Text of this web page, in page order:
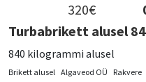
320€
Turbabrikett alusel
840 kilogrammi alusel
Brikett alusel Algaveod OÜ Rakvere